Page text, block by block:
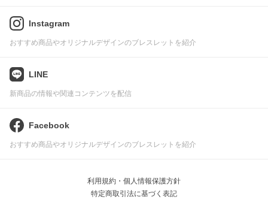
Instagram
おすすめ商品やオリジナルデザインのブレスレットを紹介
LINE
新商品の情報や関連コンテンツを配信
Facebook
おすすめ商品やオリジナルデザインのブレスレットを紹介
利用規約・個人情報保護方針
特定商取引法に基づく表記